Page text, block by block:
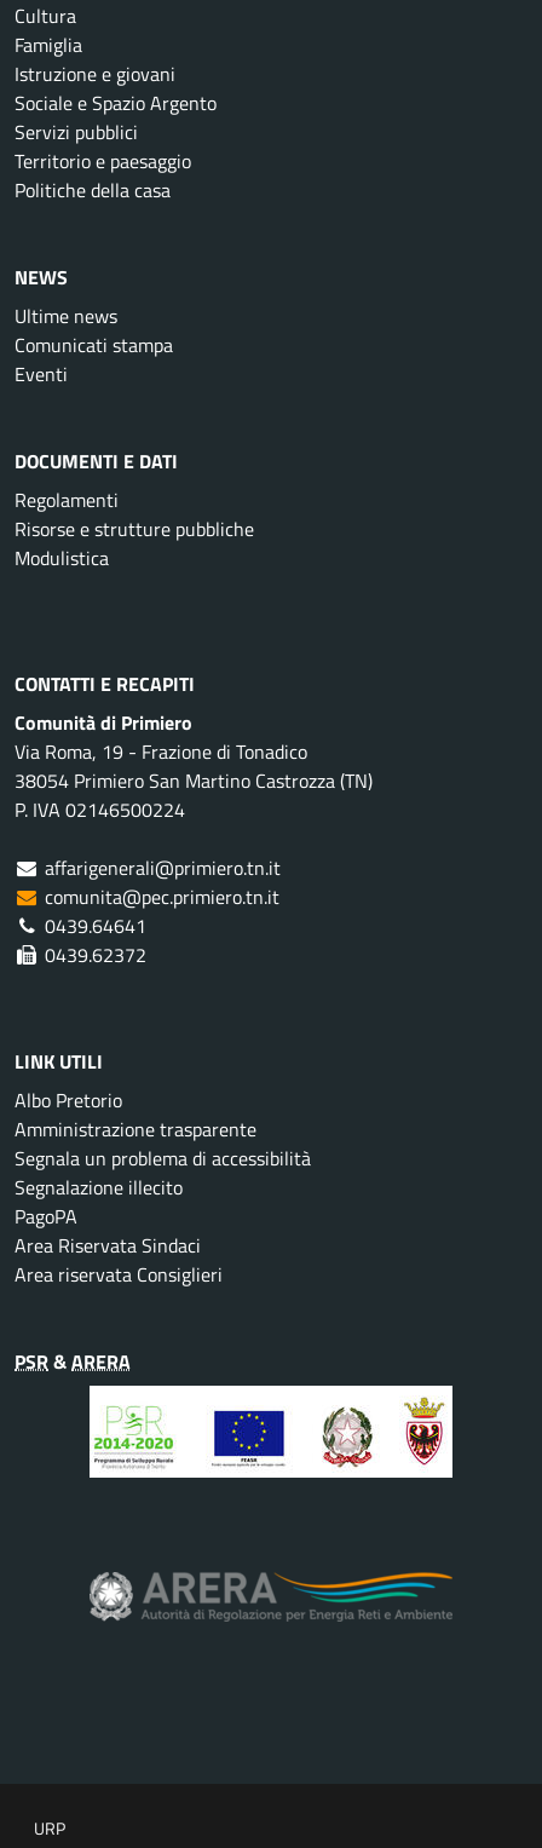
Cultura
Famiglia
Istruzione e giovani
Sociale e Spazio Argento
Servizi pubblici
Territorio e paesaggio
Politiche della casa
NEWS
Ultime news
Comunicati stampa
Eventi
DOCUMENTI E DATI
Regolamenti
Risorse e strutture pubbliche
Modulistica
CONTATTI E RECAPITI
Comunità di Primiero
Via Roma, 19 - Frazione di Tonadico
38054 Primiero San Martino Castrozza (TN)
P. IVA 02146500224
affarigenerali@primiero.tn.it
comunita@pec.primiero.tn.it
0439.64641
0439.62372
LINK UTILI
Albo Pretorio
Amministrazione trasparente
Segnala un problema di accessibilità
Segnalazione illecito
PagoPA
Area Riservata Sindaci
Area riservata Consiglieri
PSR&ARERA
URP